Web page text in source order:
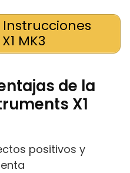
MK3
de la
X1
positivos y